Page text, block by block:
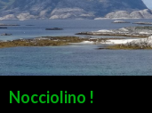
Nocciolino !